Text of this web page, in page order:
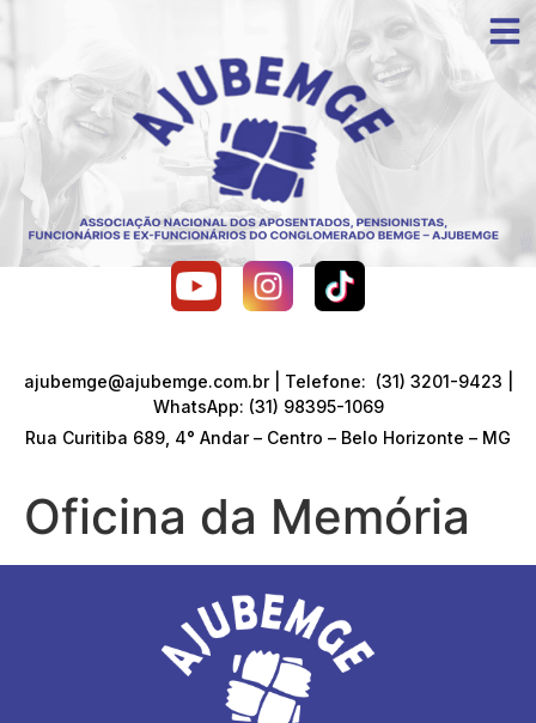
ajubemge@ajubemge.com.br | Telefone: (31) 3201-9423 |
WhatsApp: (31) 98395-1069
Rua Curitiba 689, 4° Andar – Centro – Belo Horizonte – MG
Oficina da Memória